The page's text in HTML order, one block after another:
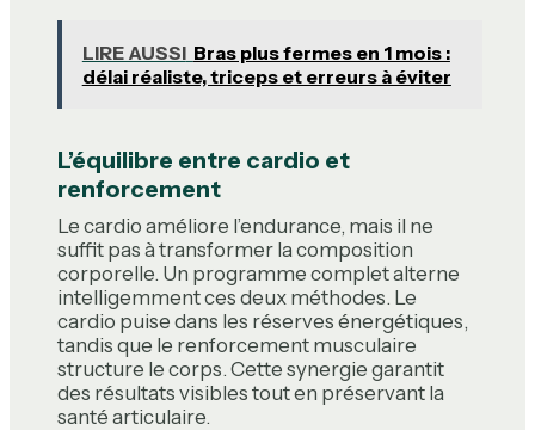
LIRE AUSSI Bras plus fermes en 1 mois :
délai réaliste, triceps et erreurs à éviter
L’équilibre entre cardio et
renforcement
Le cardio améliore l’endurance, mais il ne
suffit pas à transformer la composition
corporelle. Un programme complet alterne
intelligemment ces deux méthodes. Le
cardio puise dans les réserves énergétiques,
tandis que le renforcement musculaire
structure le corps. Cette synergie garantit
des résultats visibles tout en préservant la
santé articulaire.